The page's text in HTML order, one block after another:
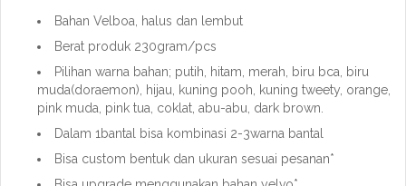
Bahan Velboa, halus dan lembut
Berat produk 230gram/pcs
Pilihan warna bahan; putih, hitam, merah, biru bca, biru
muda(doraemon), hijau, kuning pooh, kuning tweety, orange,
pink muda, pink tua, coklat, abu-abu, dark brown.
Dalam 1bantal bisa kombinasi 2-3warna bantal
Bisa custom bentuk dan ukuran sesuai pesanan*